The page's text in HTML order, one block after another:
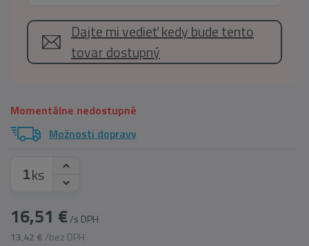
Dajte mi vedieť kedy bude tento
tovar dostupný
Momentálne nedostupné
Možnosti dopravy
ks
16,51 €/s DPH
13,42 € /bez DPH